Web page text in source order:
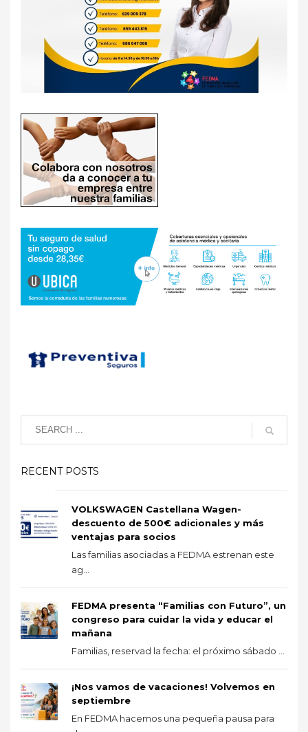
RECENT POSTS
VOLKSWAGEN Castellana Wagen-
descuento de 500€ adicionales y más
ventajas para socios
Las familias asociadas a FEDMA estrenan este
ag...
FEDMA presenta “Familias con Futuro”, un
congreso para cuidar la vida y educar el
mañana
Familias, reservad la fecha: el próximo sábado ...
¡Nos vamos de vacaciones! Volvemos en
septiembre
En FEDMA hacemos una pequeña pausa para